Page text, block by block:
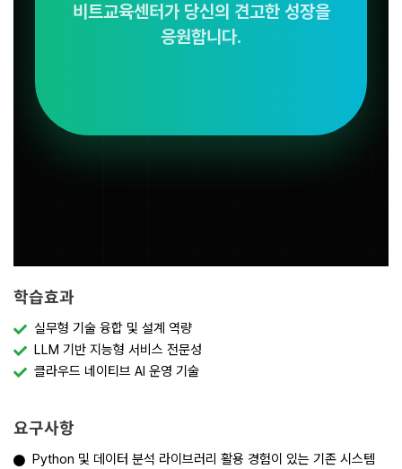
학습효과
실무형 기술 융합 및 설계 역량
LLM 기반 지능형 서비스 전문성
클라우드 네이티브 AI 운영 기술
요구사항
Python 및 데이터 분석 라이브러리 활용 경험이 있는 기존 시스템